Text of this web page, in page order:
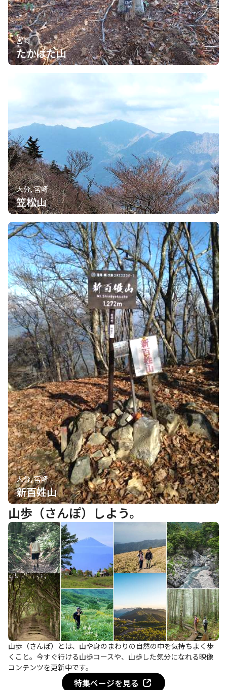
宮崎
たかはた山
大分, 宮崎
笠松山
大分, 宮崎
新百姓山
山歩（さんぽ）しよう。
山歩（さんぽ）とは、山や身のまわりの自然の中を気持ちよく歩
くこと。今すぐ行ける山歩コースや、山歩した気分になれる映像
コンテンツを更新中です。
特集ページを見る